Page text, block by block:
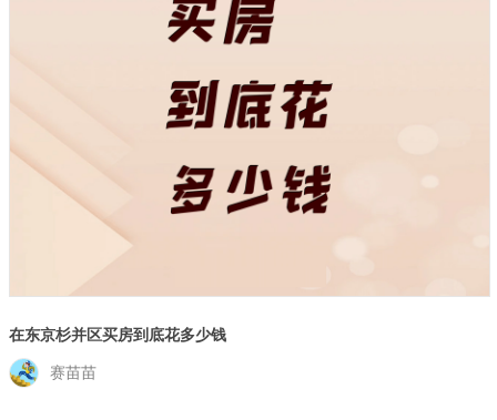
在东京杉并区买房到底花多少钱
赛苗苗